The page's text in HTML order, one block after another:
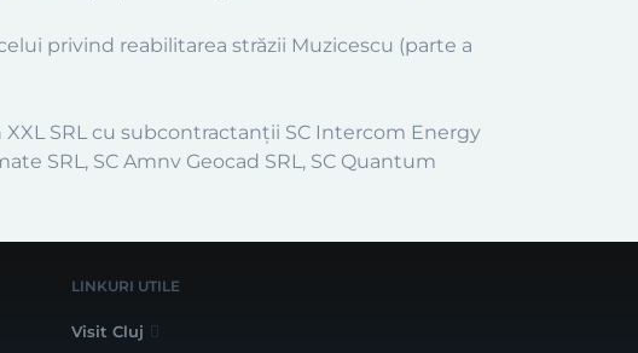
privind reabilitarea străzii Muzicescu (parte a
XXL SRL cu subcontractanții SC Intercom Energy
SRL, SC Amnv Geocad SRL, SC Quantum
LINKURI UTILE
Visit Cluj